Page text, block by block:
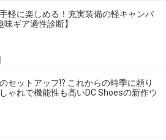
軽に楽しめる！充実装備の軽キャンパ
味ギア適性診断】
セットアップ!? これからの時季に頼り
ゃれで機能性も高いDC Shoesの新作ウ